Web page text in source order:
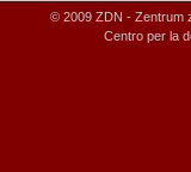
© 2009 ZDN - Zentrum
Centro per la